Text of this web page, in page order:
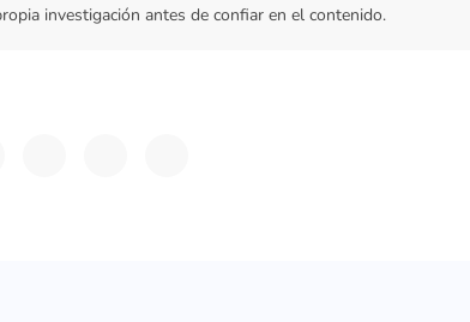
investigación antes de confiar en el contenido.